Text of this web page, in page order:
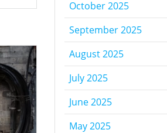
October 2025
September 2025
August 2025
July 2025
June 2025
May 2025